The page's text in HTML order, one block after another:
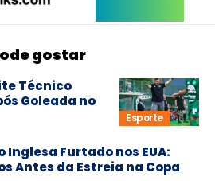
gostar
Esporte
Técnico
Goleada no
Furtado nos EUA:
Antes da Estreia na Copa